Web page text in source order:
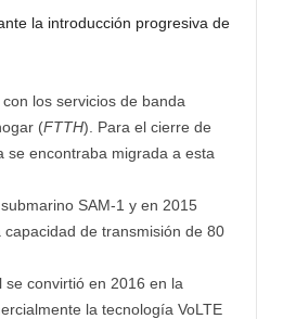
la introducción progresiva de
los servicios de banda
(FTTH). Para el cierre de
se encontraba migrada a esta
SAM-1 y en 2015
capacidad de transmisión de 80
convirtió en 2016 en la
la tecnología VoLTE